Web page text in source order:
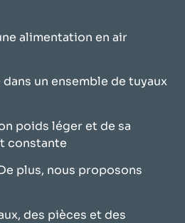
alimentation en air
un ensemble de tuyaux
poids léger et de sa
constante
plus, nous proposons
des pièces et des